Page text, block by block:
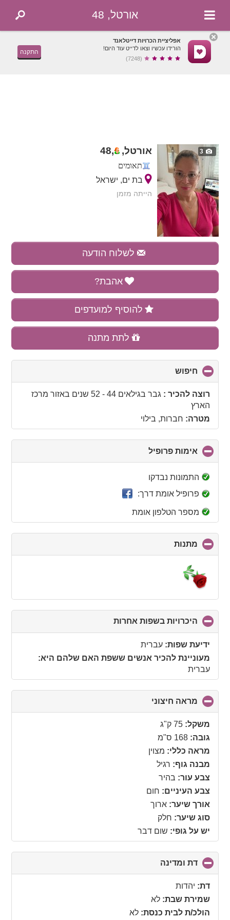
אורטל, 48
אפליציית הכרויות דייטלאנד
הורידו עכשיו וצאו לדייט עוד היום!
(7248)
התקנה
3 אורטל, ,
48
תאומים
בת ים, ישראל
הייתה מזמן
לשלוח הודעה
אהבת?
להוסיף למועדפים
לתת מתנה
חיפוש
to
collapseרוצה להכיר : גבר בגילאים 44 - 52 שנים באזור מרכז
הארץ
מטרה: חברות, בילוי
אימות פרופיל
to
התמונות נבדקו
פרופיל אומת דרך:
מספר הטלפון אומת
מתנות
to
היכרויות בשפות אחרות
to
ידיעת שפות: עברית
מעוניינת להכיר אנשים ששפת האם שלהם היא:
עברית
מראה חיצוני
to
משקל: 75 ק"ג
גובה: 168 ס"מ
מראה כללי: מצוין
מבנה גוף: רגיל
צבע עור: בהיר
צבע העיניים: חום
אורך שיער: ארוך
סוג שיער: חלק
יש על גופי: שום דבר
דת ומדינה
to
contents
דת: יהדות
שמירת שבת: לא
הולכ/ת לבית כנסת: לא